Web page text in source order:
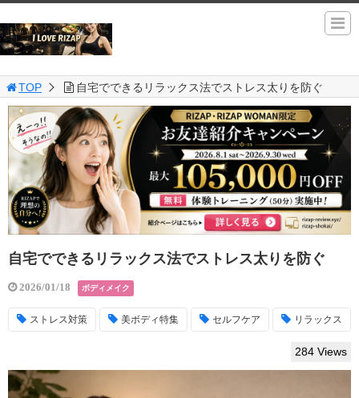
TOP 自宅でできるリラックス法でストレス太りを防ぐ
自宅でできるリラックス法でストレス太りを防ぐ
2026/01/18 ボディメイク
ストレス対策 美ボディ特集 セルフケア リラックス
284 Views